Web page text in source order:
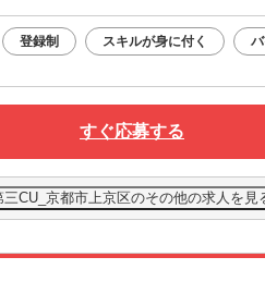
登録制 スキルが身に付く
すぐ応募する
CU_京都市上京区のその他の求人を見